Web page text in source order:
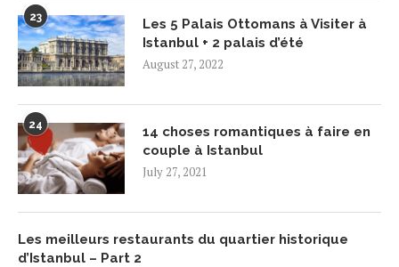
23
Les 5 Palais Ottomans à Visiter à
Istanbul + 2 palais d’été
August 27, 2022
24
14 choses romantiques à faire en
couple à Istanbul
July 27, 2021
Les meilleurs restaurants du quartier historique
d’Istanbul – Part 2